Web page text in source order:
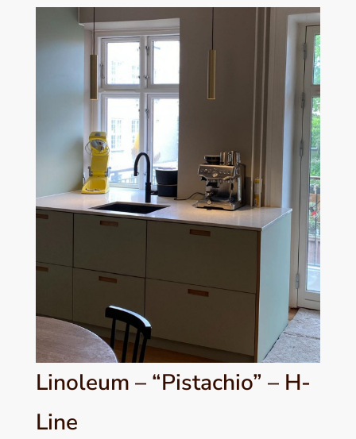
Linoleum – “Pistachio” – H-
Line